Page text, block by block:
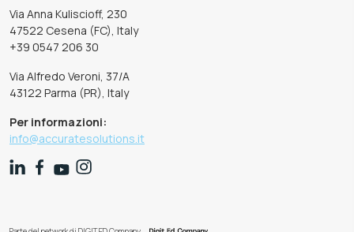
Via Anna Kuliscioff, 230
47522 Cesena (FC), Italy
+39 0547 206 30
Via Alfredo Veroni, 37/A
43122 Parma (PR), Italy
Per informazioni:
info@accuratesolutions.it